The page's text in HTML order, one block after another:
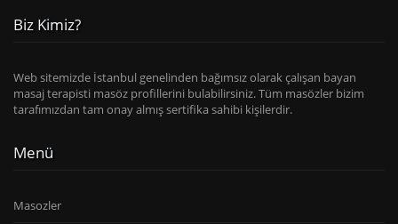
Biz Kimiz?
Web sitemizde İstanbul genelinden bağımsız olarak çalışan bayan
masaj terapisti masöz profillerini bulabilirsiniz. Tüm masözler bizim
tarafımızdan tam onay almış sertifika sahibi kişilerdir.
Menü
Masozler